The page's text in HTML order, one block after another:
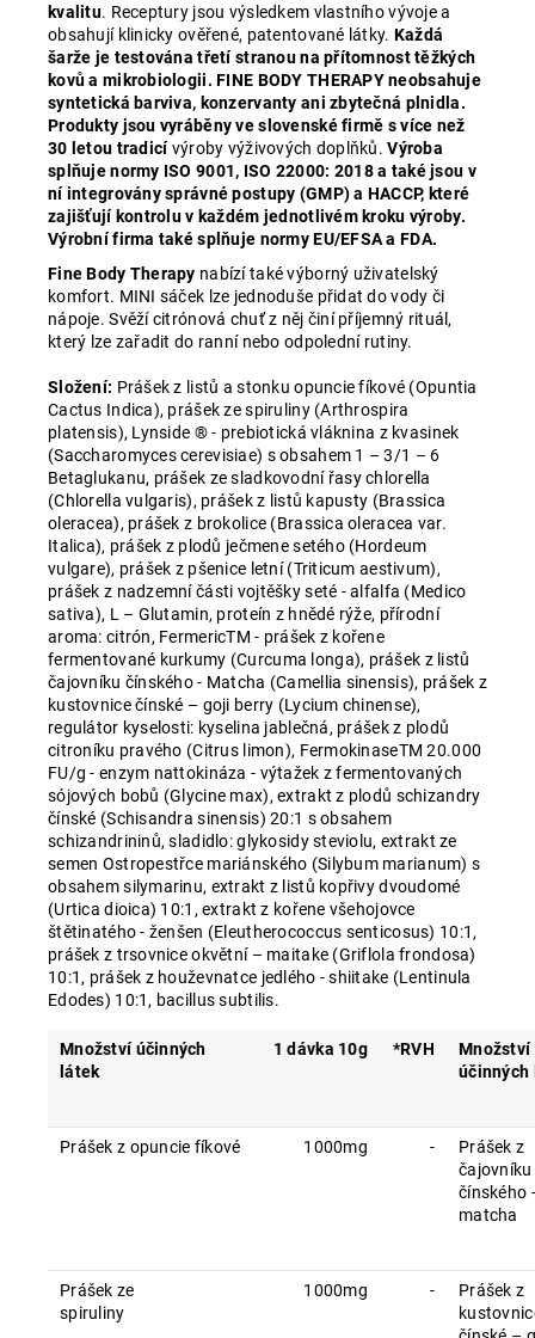
kvalitu. Receptury jsou výsledkem vlastního vývoje a
obsahují klinicky ověřené, patentované látky. Každá
šarže je testována třetí stranou na přítomnost těžkých
kovů a mikrobiologii. FINE BODY THERAPY neobsahuje
syntetická barviva, konzervanty ani zbytečná plnidla.
Produkty jsou vyráběny ve slovenské firmě s více než
30 letou tradicívýroby výživových doplňků.Výroba
splňuje normy ISO 9001, ISO 22000: 2018 a také jsou v
ní integrovány správné postupy (GMP) a HACCP, které
zajišťují kontrolu v každém jednotlivém kroku výroby.
Výrobní firma také splňuje normy EU/EFSA a FDA.
Fine Body Therapy nabízí také výborný uživatelský
komfort. MINI sáček lze jednoduše přidat do vody či
nápoje. Svěží citrónová chuť z něj činí příjemný rituál,
který lze zařadit do ranní nebo odpolední rutiny.
Složení: Prášek z listů a stonku opuncie fíkové (Opuntia
Cactus Indica), prášek ze spiruliny (Arthrospira
platensis), Lynside ® - prebiotická vláknina z kvasinek
(Saccharomyces cerevisiae) s obsahem 1 – 3/1 – 6
Betaglukanu, prášek ze sladkovodní řasy chlorella
(Chlorella vulgaris), prášek z listů kapusty (Brassica
oleracea), prášek z brokolice (Brassica oleracea var.
Italica), prášek z plodů ječmene setého (Hordeum
vulgare), prášek z pšenice letní (Triticum aestivum),
prášek z nadzemní části vojtěšky seté - alfalfa (Medico
sativa), L – Glutamin, proteín z hnědé rýže, přírodní
aroma: citrón, FermericTM - prášek z kořene
fermentované kurkumy (Curcuma longa), prášek z listů
čajovníku čínského - Matcha (Camellia sinensis), prášek z
kustovnice čínské – goji berry (Lycium chinense),
regulátor kyselosti: kyselina jablečná, prášek z plodů
citroníku pravého (Citrus limon), FermokinaseTM 20.000
FU/g - enzym nattokináza - výtažek z fermentovaných
sójových bobů (Glycine max), extrakt z plodů schizandry
čínské (Schisandra sinensis) 20:1 s obsahem
schizandrininů, sladidlo: glykosidy steviolu, extrakt ze
semen Ostropestřce mariánského (Silybum marianum) s
obsahem silymarinu, extrakt z listů kopřivy dvoudomé
(Urtica dioica) 10:1, extrakt z kořene všehojovce
štětinatého - ženšen (Eleutherococcus senticosus) 10:1,
prášek z trsovnice okvětní – maitake (Griflola frondosa)
10:1, prášek z houževnatce jedlého - shiitake (Lentinula
Edodes) 10:1, bacillus subtilis.
Množství účinných
látek
1 dávka 10g *RVH
Množství
účinných
Prášek z opuncie fíkové 1000mg -
Prášek z
čajovníku
čínského -
Prášek ze
spiruliny
1000mg -
Prášek z